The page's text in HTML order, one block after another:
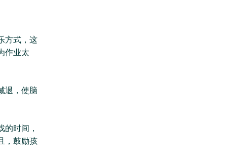
方式，这
作业太
退，使脑
时间，
，鼓励孩